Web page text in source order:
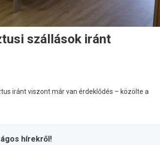
szállások iránt
iránt viszont már van érdeklődés – közölte a
hírekről!